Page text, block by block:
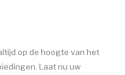
op de hoogte van het
Laat nu uw